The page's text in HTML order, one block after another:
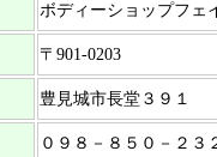
ボディーショップフェ
〒901-0203
豊見城市長堂３９１
０９８－８５０－